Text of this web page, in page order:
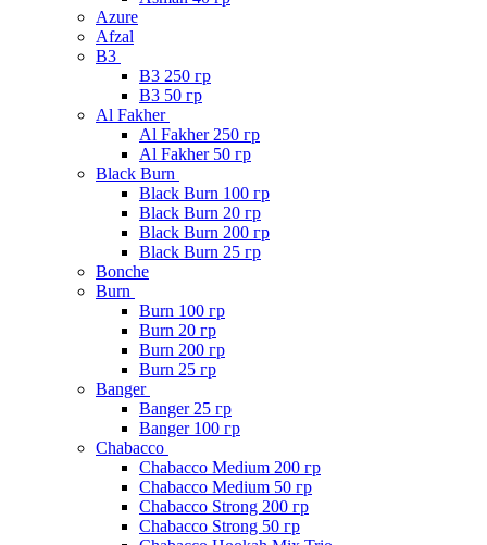
Azure
Afzal
B3
B3 250 гр
B3 50 гр
Al Fakher
Al Fakher 250 гр
Al Fakher 50 гр
Black Burn
Black Burn 100 гр
Black Burn 20 гр
Black Burn 200 гр
Black Burn 25 гр
Bonche
Burn
Burn 100 гр
Burn 20 гр
Burn 200 гр
Burn 25 гр
Banger
Banger 25 гр
Banger 100 гр
Chabacco
Chabacco Medium 200 гр
Chabacco Medium 50 гр
Chabacco Strong 200 гр
Chabacco Strong 50 гр